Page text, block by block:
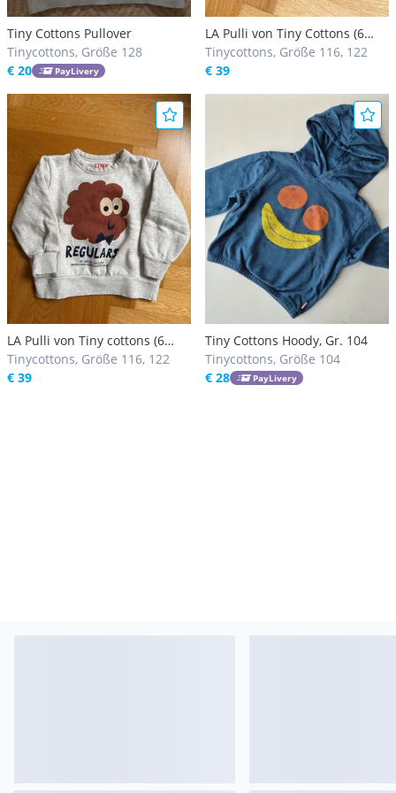
Tiny Cottons Pullover
Tinycottons, Größe 128
€ 20
PayLivery
LA Pulli von Tiny Cottons (6
Years)
Tinycottons, Größe 116, 122
€ 39
LA Pulli von Tiny cottons (6
Years)
Tinycottons, Größe 116, 122
€ 39
Tiny Cottons Hoody, Gr. 104
Tinycottons, Größe 104
€ 28
PayLivery